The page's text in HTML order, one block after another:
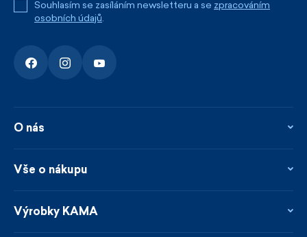
Souhlasím se zasíláním newsletteru a se zpracováním
osobních údajů.
O nás
Kontakty
Novinky
Vše o nákupu
Věrnostní program
Výrobky KAMA